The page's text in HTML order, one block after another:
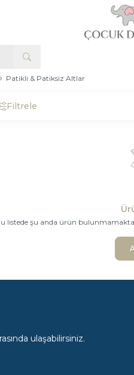
Patikli & Patiksiz Altlar
Filtrele
listede şu anda ürün
ulaşabilirsiniz.